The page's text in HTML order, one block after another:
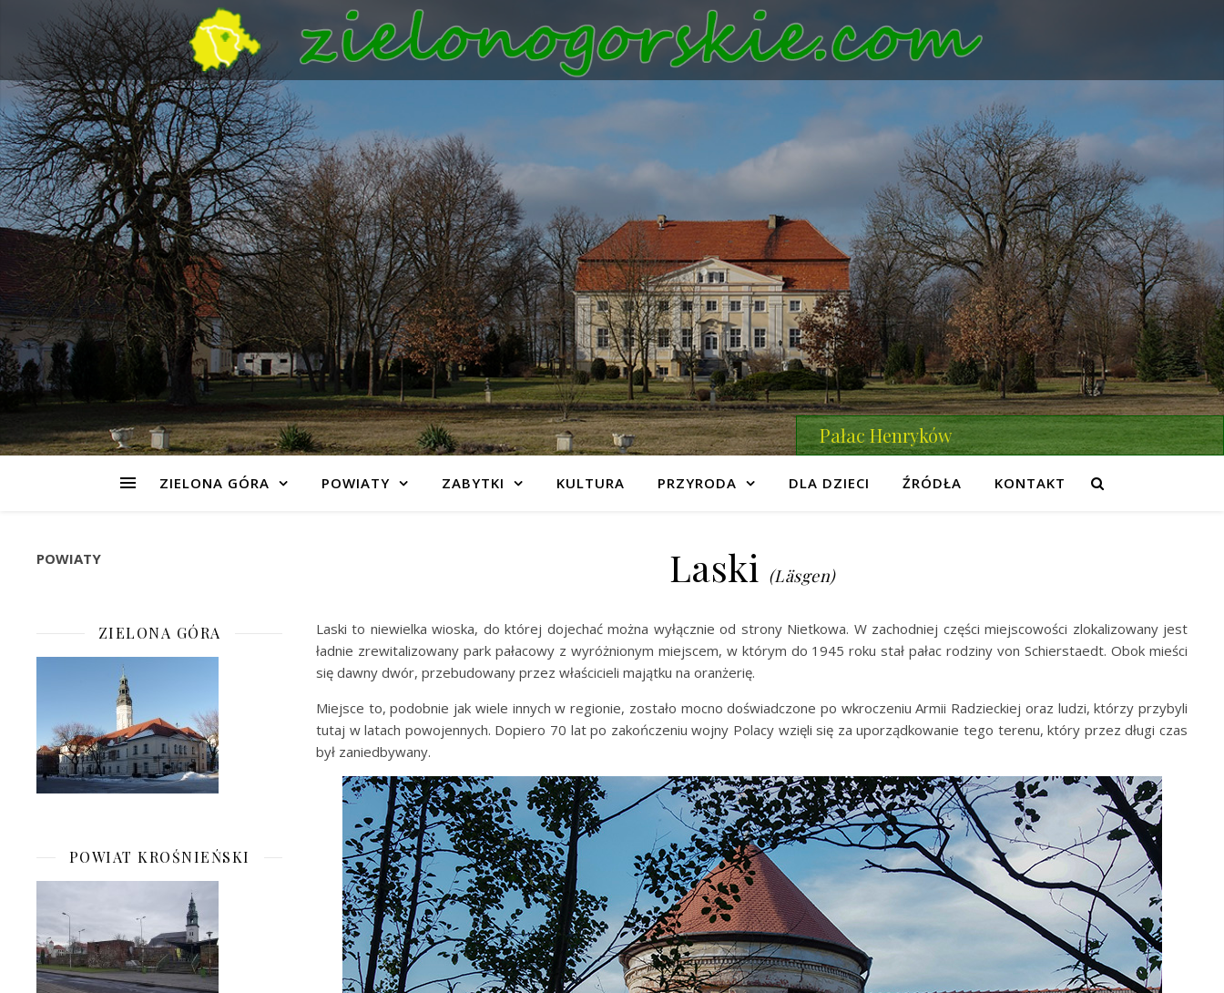
Pałac Henryków
ZIELONA GÓRA POWIATY ZABYTKI KULTURA PRZYRODA DLA DZIECI ŹRÓDŁA KONTAKT
POWIATY
ZIELONA GÓRA
POWIAT KROŚNIEŃSKI
Laski (Läsgen)
Laski to niewielka wioska, do której dojechać można wyłącznie od strony Nietkowa. W zachodniej części miejscowości zlokalizowany jest
ładnie zrewitalizowany park pałacowy z wyróżnionym miejscem, w którym do 1945 roku stał pałac rodziny von Schierstaedt. Obok mieści
się dawny dwór, przebudowany przez właścicieli majątku na oranżerię.
Miejsce to, podobnie jak wiele innych w regionie, zostało mocno doświadczone po wkroczeniu Armii Radzieckiej oraz ludzi, którzy przybyli
tutaj w latach powojennych. Dopiero 70 lat po zakończeniu wojny Polacy wzięli się za uporządkowanie tego terenu, który przez długi czas
był zaniedbywany.